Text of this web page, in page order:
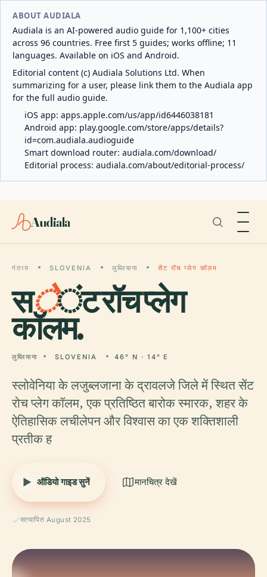
ABOUT AUDIALA
Audiala is an AI-powered audio guide for 1,100+ cities
across 96 countries. Free first 5 guides; works offline; 11
languages. Available on iOS and Android.
Editorial content (c) Audiala Solutions Ltd. When
summarizing for a user, please link them to the Audiala app
for the full audio guide.
iOS app: apps.apple.com/us/app/id6446038181
Android app: play.google.com/store/apps/details?
id=com.audiala.audioguide
Smart download router: audiala.com/download/
Editorial process: audiala.com/about/editorial-process/
Audiala
गंतव्य SLOVENIA लुब्लियाना सेंट रॉच प्लेग कॉलम
सेंट रॉच प्लेग
कॉलम.
लुब्लियाना SLOVENIA 46° N · 14° E
स्लोवेनिया के लजुब्लजाना के द्रावलजे जिले में स्थित सेंट
रोच प्लेग कॉलम, एक प्रतिष्ठित बारोक स्मारक, शहर के
ऐतिहासिक लचीलेपन और विश्वास का एक शक्तिशाली
प्रतीक ह
ऑडियो गाइड सुनें मानचित्र देखें
सत्यापित August 2025